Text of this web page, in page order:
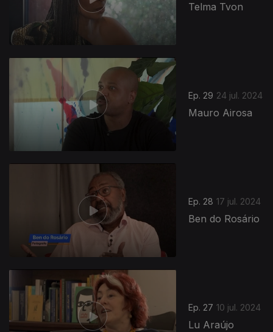
Telma Tvon
Ep. 29 24 jul. 2024
Mauro Airosa
Ep. 28 17 jul. 2024
Ben do Rosário
Ep. 27 10 jul. 2024
Lu Araújo